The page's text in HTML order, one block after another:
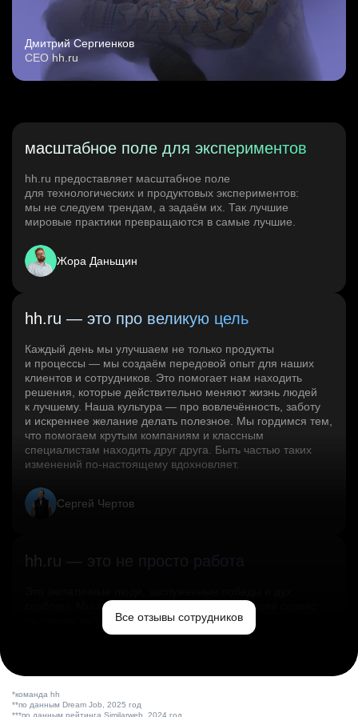
Дмитрий Сергиенков
CEO hh.ru
масштабное поле для экспериментов
hh.ru предоставляет масштабное поле
для технологических и продуктовых экспериментов:
мы не следуем трендам, а задаём их. Так лучшие
мировые практики превращаются в самые лучшие.
Жора Даньщин
hh.ru — это про великую цель
Каждый день мы улучшаем не только продукты
и процессы — мы создаём передовой опыт для наших
клиентов и сотрудников. Это помогает нам находить
решения, которые действительно меняют жизнь людей
к лучшему. Наша культура — про вовлечённость, заботу
и искреннее желание делать полезное. Мы гордимся тем,
что помогаем крутым компаниям и классным
специалистам находить друг друга. Быть частью таких
изменений по‑настоящему вдохновляет.
Сергей Чертов
hh.ru — это не просто работа
свободы. Мы помогаем миру и создаём лучший сервис
по поиску работы в стране.Все отзывы сотрудников
*команда hh
**по данным Dream Job, 2025 год
***по данным рейтинга Similarweb, 2024 год